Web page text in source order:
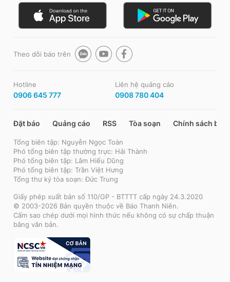
Theo dõi báo trên
Hotline
0906 645 777
Liên hệ quảng cáo
0908 780 404
Đặt báo Quảng cáo RSS Tòa soạn Chính sách bảo
Tổng biên tập: Nguyễn Ngọc Toàn
Phó tổng biên tập thường trực: Hải Thành
Phó tổng biên tập: Lâm Hiếu Dũng
Phó tổng biên tập: Trần Việt Hưng
Tổng thư ký tòa soạn: Đức Trung
Giấy phép xuất bản số 110/GP - BTTTT cấp ngày 24.3.2020
© 2003-2026 Bản quyền thuộc về Báo Thanh Niên.
Cấm sao chép dưới mọi hình thức nếu không có sự chấp thuận
bằng văn bản.